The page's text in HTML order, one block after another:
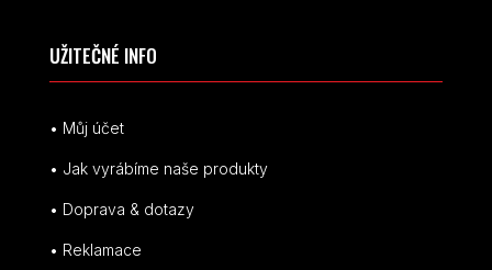
UŽITEČNÉ INFO
• Můj účet
• Jak vyrábíme naše produkty
• Doprava & dotazy
• Reklamace